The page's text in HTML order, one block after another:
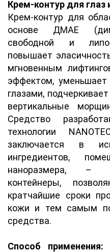
Крем-контур для глаз
Крем-контур для
основе ДМАЕ
свободной и
повышает
мгновенным
эффектом, уменьшает
глазами,
вертикальные
Средство
технологии
заключается в
ингредиентов,
наноразмера, –
контейнеры,
кратчайшие сроки
кожи и тем самым
средства.
Способ применения: